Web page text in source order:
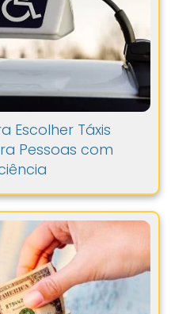
Escolher Táxis
Pessoas com